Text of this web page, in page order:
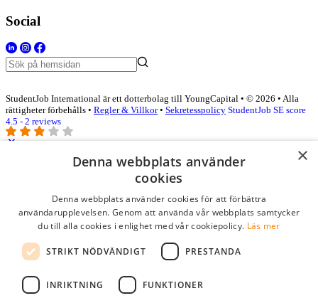
Social
StudentJob International är ett dotterbolag till YoungCapital • © 2026 • Alla
rättigheter förbehålls • Regler & Villkor• Sekretesspolicy StudentJob SE score
4.5 - 2 reviews
Logga in som företag
Lösenord
kom ihåg mig
logga in
×
Denna webbplats använder
cookies
Denna webbplats använder cookies för att förbättra
användarupplevelsen. Genom att använda vår webbplats samtycker
du till alla cookies i enlighet med vår cookiepolicy. Läs mer
STRIKT NÖDVÄNDIGT PRESTANDA
INRIKTNING FUNKTIONER